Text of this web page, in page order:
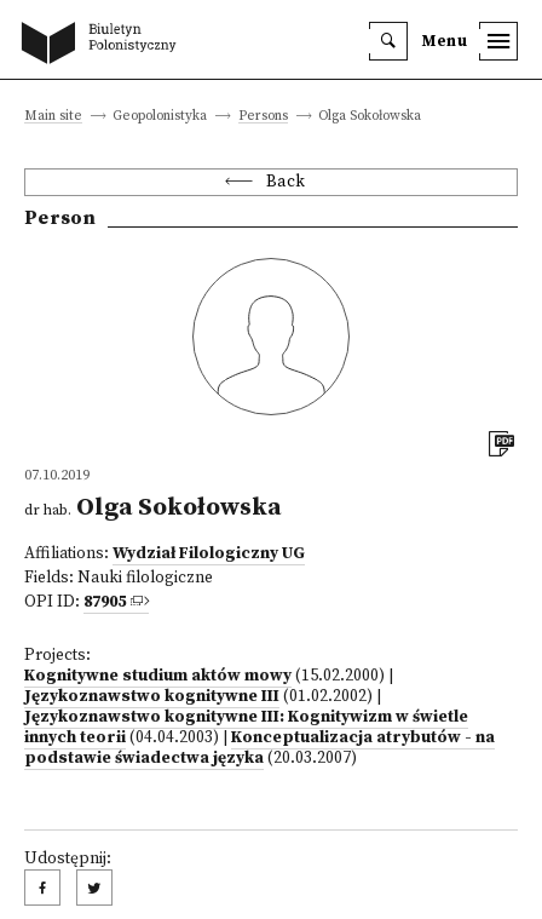
Menu
Main site Geopolonistyka Persons Olga Sokołowska
Back
Person
07.10.2019
dr hab. Olga Sokołowska
Affiliations: Wydział Filologiczny UG
Fields: Nauki filologiczne
OPI ID: 87905
Projects:
Kognitywne studium aktów mowy(15.02.2000)
Językoznawstwo kognitywne III(01.02.2002)
Językoznawstwo kognitywne III: Kognitywizm w świetle
innych teorii(04.04.2003)
Konceptualizacja atrybutów - na
podstawie świadectwa języka(20.03.2007)
Udostępnij: